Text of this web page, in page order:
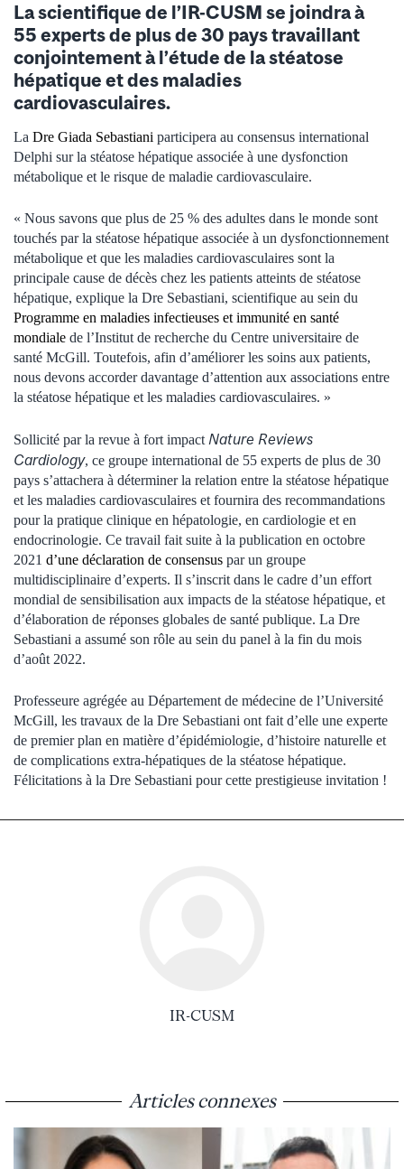
La scientifique de l’IR-CUSM se joindra à
55 experts de plus de 30 pays travaillant
conjointement à l’étude de la stéatose
hépatique et des maladies
cardiovasculaires.
La Dre Giada Sebastiani participera au consensus international
Delphi sur la stéatose hépatique associée à une dysfonction
métabolique et le risque de maladie cardiovasculaire.
« Nous savons que plus de 25 % des adultes dans le monde sont
touchés par la stéatose hépatique associée à un dysfonctionnement
métabolique et que les maladies cardiovasculaires sont la
principale cause de décès chez les patients atteints de stéatose
hépatique, explique la Dre Sebastiani, scientifique au sein du
Programme en maladies infectieuses et immunité en santé
mondiale de l’Institut de recherche du Centre universitaire de
santé McGill. Toutefois, afin d’améliorer les soins aux patients,
nous devons accorder davantage d’attention aux associations entre
la stéatose hépatique et les maladies cardiovasculaires. »
Sollicité par la revue à fort impact Nature Reviews
Cardiology, ce groupe international de 55 experts de plus de 30
pays s’attachera à déterminer la relation entre la stéatose hépatique
et les maladies cardiovasculaires et fournira des recommandations
pour la pratique clinique en hépatologie, en cardiologie et en
endocrinologie. Ce travail fait suite à la publication en octobre
2021 d’une déclaration de consensus par un groupe
multidisciplinaire d’experts. Il s’inscrit dans le cadre d’un effort
mondial de sensibilisation aux impacts de la stéatose hépatique, et
d’élaboration de réponses globales de santé publique. La Dre
Sebastiani a assumé son rôle au sein du panel à la fin du mois
d’août 2022.
Professeure agrégée au Département de médecine de l’Université
McGill, les travaux de la Dre Sebastiani ont fait d’elle une experte
de premier plan en matière d’épidémiologie, d’histoire naturelle et
de complications extra-hépatiques de la stéatose hépatique.
Félicitations à la Dre Sebastiani pour cette prestigieuse invitation !
IR-CUSM
Articles connexes